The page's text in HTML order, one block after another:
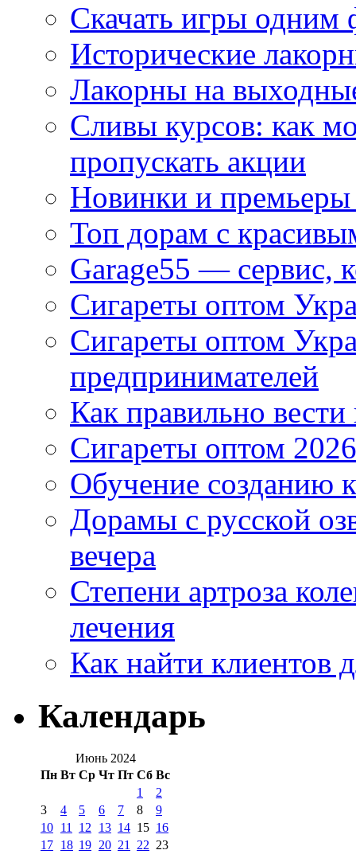
Скачать игры одним
Исторические
Лакорны на
Сливы курсов: как
пропускать акции
Новинки и
Топ дорам с
Garage55 — сервис,
Сигареты оптом
Сигареты оптом
предпринимателей
Как правильно
Сигареты оптом
Обучение созданию
Дорамы с русской
вечера
Степени артроза
лечения
Как найти клиентов
Календарь
Июнь 2024
Пн Вт Ср Чт Пт Сб Вс
1
2
3
4 5 6 7 8
9
10 11 12 13 14 15 16
17 18 19 20 21 22 23